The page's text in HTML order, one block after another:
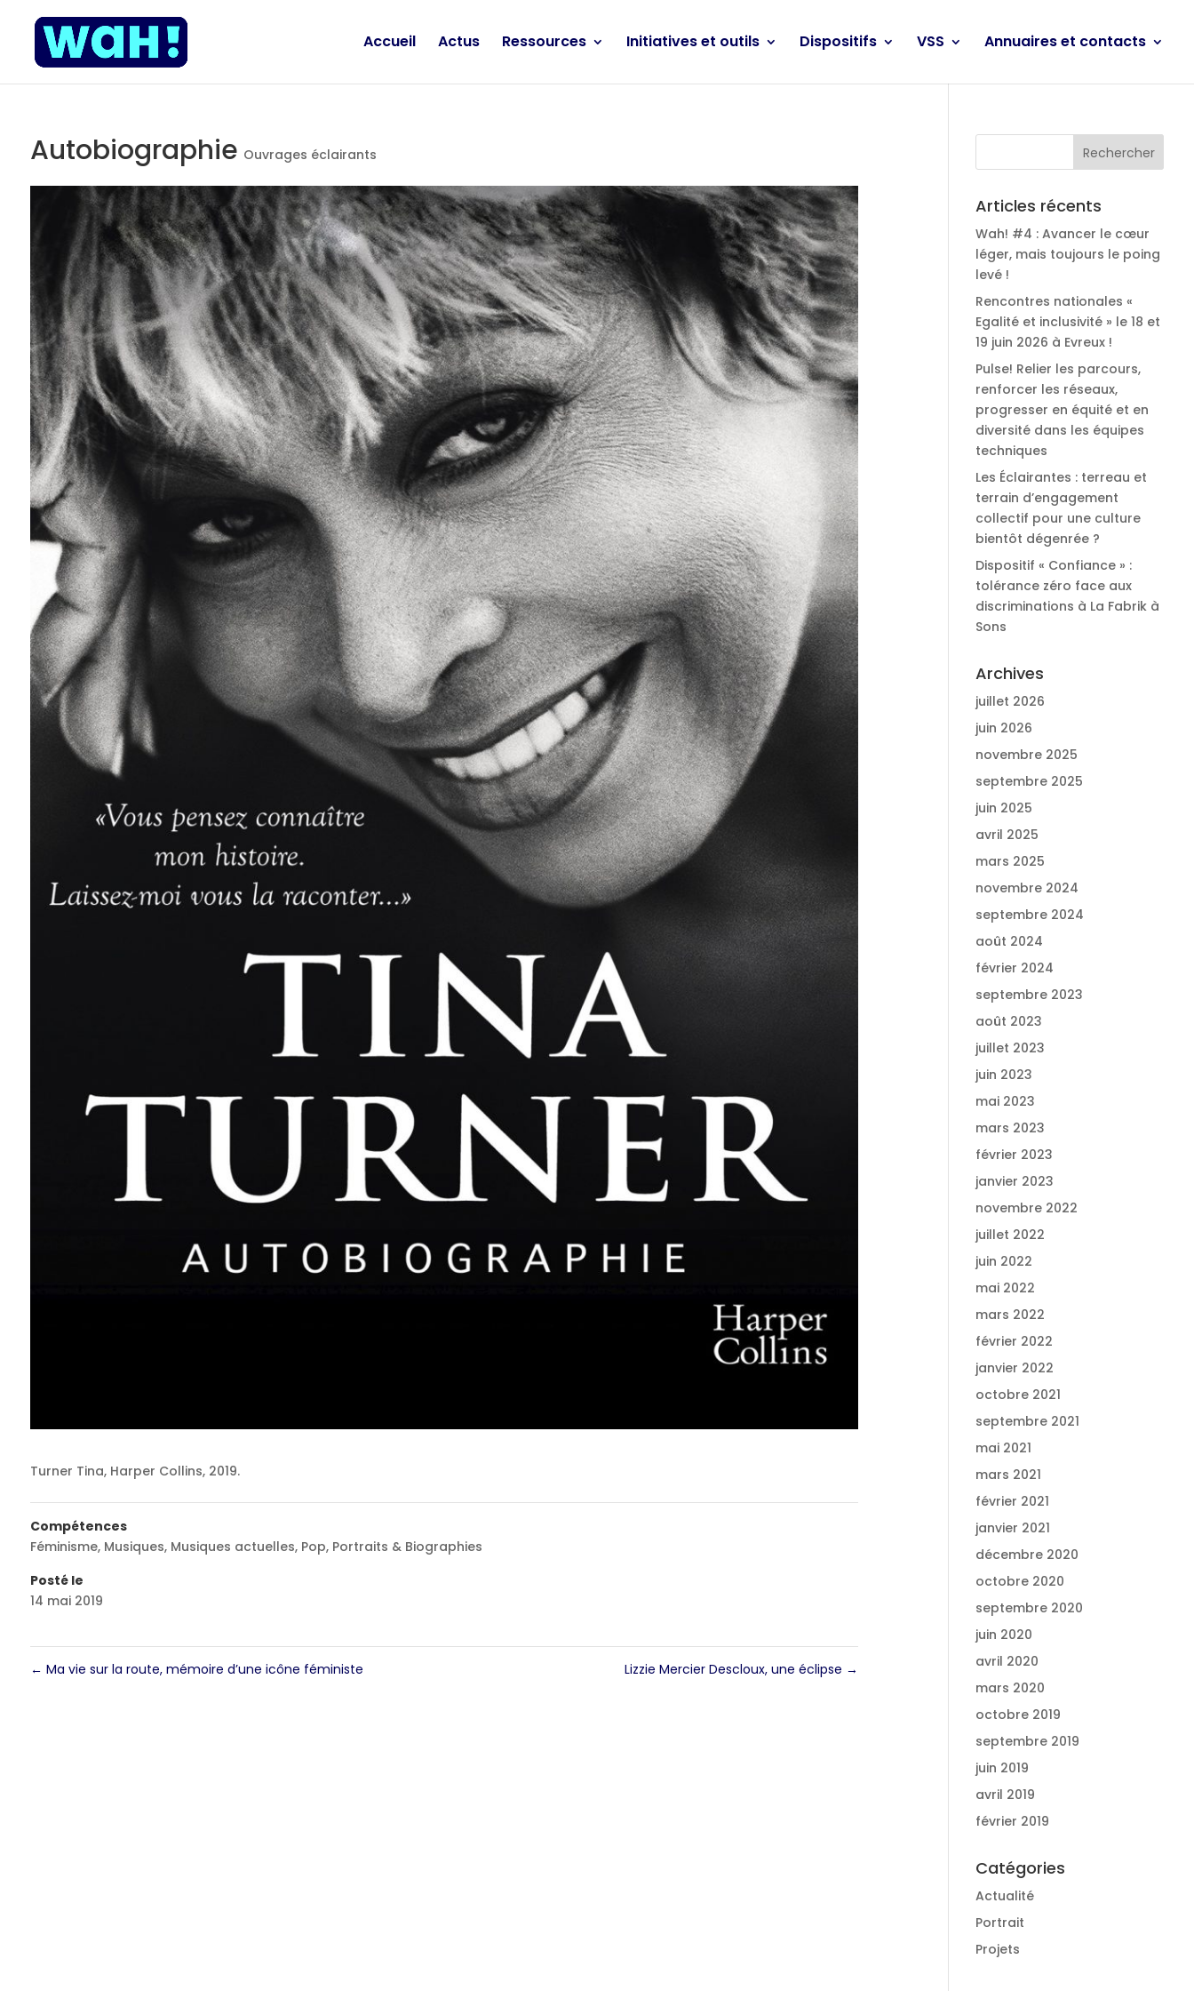
Accueil Actus Ressources Initiatives et outils Dispositifs VSS Annuaires et contacts
Autobiographie Ouvrages éclairants
Turner Tina, Harper Collins, 2019.
Compétences
Féminisme, Musiques, Musiques actuelles, Pop, Portraits & Biographies
Posté le
14 mai 2019
← Ma vie sur la route, mémoire d’une icône féministe Lizzie Mercier Descloux, une éclipse →
Articles récents
Wah! #4 : Avancer le cœur
léger, mais toujours le poing
levé !
Rencontres nationales «
Egalité et inclusivité » le 18 et
19 juin 2026 à Evreux !
Pulse! Relier les parcours,
renforcer les réseaux,
progresser en équité et en
diversité dans les équipes
techniques
Les Éclairantes : terreau et
terrain d’engagement
collectif pour une culture
bientôt dégenrée ?
Dispositif « Confiance » :
tolérance zéro face aux
discriminations à La Fabrik à
Sons
Archives
juillet 2026
juin 2026
novembre 2025
septembre 2025
juin 2025
avril 2025
mars 2025
novembre 2024
septembre 2024
août 2024
février 2024
septembre 2023
août 2023
juillet 2023
juin 2023
mai 2023
mars 2023
février 2023
janvier 2023
novembre 2022
juillet 2022
juin 2022
mai 2022
mars 2022
février 2022
janvier 2022
octobre 2021
septembre 2021
mai 2021
mars 2021
février 2021
janvier 2021
décembre 2020
octobre 2020
septembre 2020
juin 2020
avril 2020
mars 2020
octobre 2019
septembre 2019
juin 2019
avril 2019
février 2019
Catégories
Actualité
Portrait
Projets